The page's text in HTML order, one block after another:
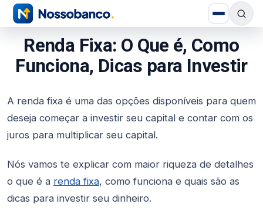
Renda Fixa: O Que é, Como
Funciona, Dicas para Investir
A renda fixa é uma das opções disponíveis para quem
deseja começar a investir seu capital e contar com os
juros para multiplicar seu capital.
Nós vamos te explicar com maior riqueza de detalhes
o que é a renda fixa, como funciona e quais são as
dicas para investir seu dinheiro.